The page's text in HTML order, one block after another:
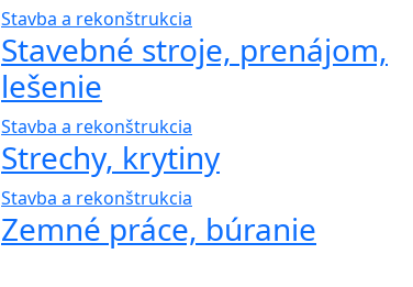
Stavba a rekonštrukcia
Stavebné stroje, prenájom,
lešenie
Stavba a rekonštrukcia
Strechy, krytiny
Stavba a rekonštrukcia
Zemné práce, búranie